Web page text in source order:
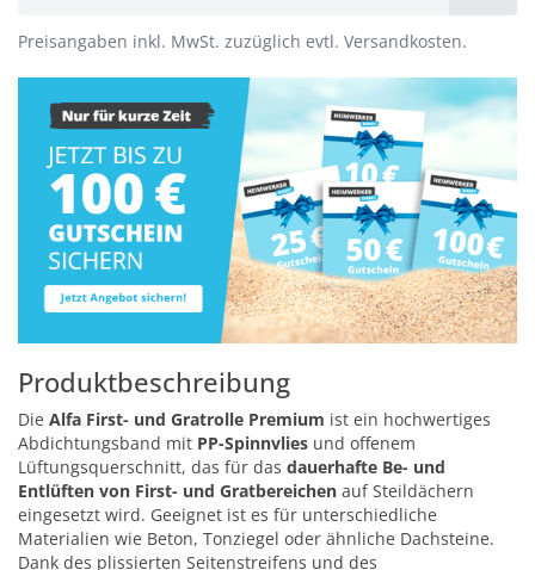
Preisangaben inkl. MwSt. zuzüglich evtl. Versandkosten.
Produktbeschreibung
Die Alfa First- und Gratrolle Premium ist ein hochwertiges
Abdichtungsband mit PP-Spinnvlies und offenem
Lüftungsquerschnitt, das für das dauerhafte Be- und
Entlüften von First- und Gratbereichen auf Steildächern
eingesetzt wird. Geeignet ist es für unterschiedliche
Materialien wie Beton, Tonziegel oder ähnliche Dachsteine.
Dank des plissierten Seitenstreifens und des